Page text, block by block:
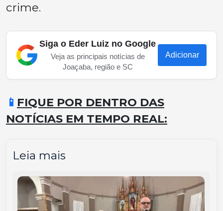
crime.
Siga o Eder Luiz no Google
Veja as principais notícias de
Joaçaba, região e SC
Adicionar
📱 FIQUE POR DENTRO DAS
NOTÍCIAS EM TEMPO REAL:
Leia mais